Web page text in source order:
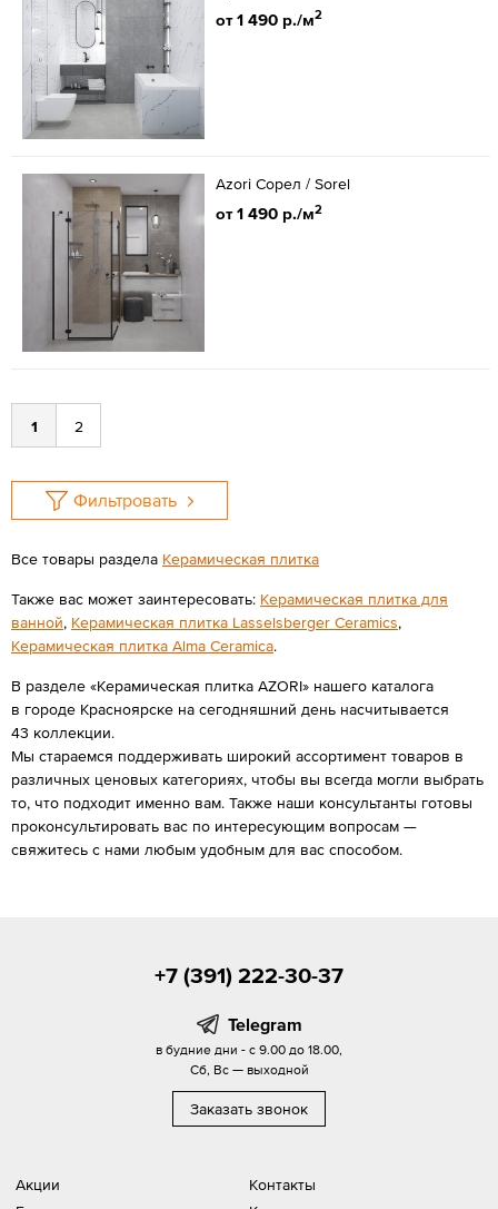
от 1 490 р./м2
Azori Сорел / Sorel
от 1 490 р./м2
1 2
Фильтровать
Все товары раздела Керамическая плитка
Также вас может заинтересовать: Керамическая плитка для
ванной, Керамическая плитка Lasselsberger Ceramics,
Керамическая плитка Alma Ceramica.
В разделе «Керамическая плитка AZORI» нашего каталога
в городе Красноярске на сегодняшний день насчитывается
43 коллекции.
Мы стараемся поддерживать широкий ассортимент товаров в
различных ценовых категориях, чтобы вы всегда могли выбрать
то, что подходит именно вам. Также наши консультанты готовы
проконсультировать вас по интересующим вопросам —
свяжитесь с нами любым удобным для вас способом.
Акции
Контакты
+7 (391) 222-30-37
Telegram
в будние дни - с 9.00 до 18.00,
Сб, Вс — выходной
Заказать звонок